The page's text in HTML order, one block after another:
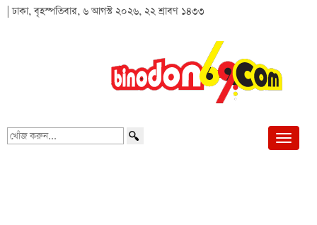
| ঢাকা, বৃহস্পতিবার, ৬ আগস্ট ২০২৬, ২২ শ্রাবণ ১৪৩৩
খোঁজ